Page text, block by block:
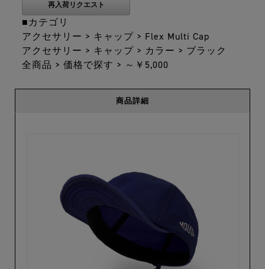
■カテゴリ
アクセサリー > キャップ > Flex Multi Cap
アクセサリー > キャップ > カラー > ブラック
全商品 >価格で探す > ～￥5,000
商品詳細